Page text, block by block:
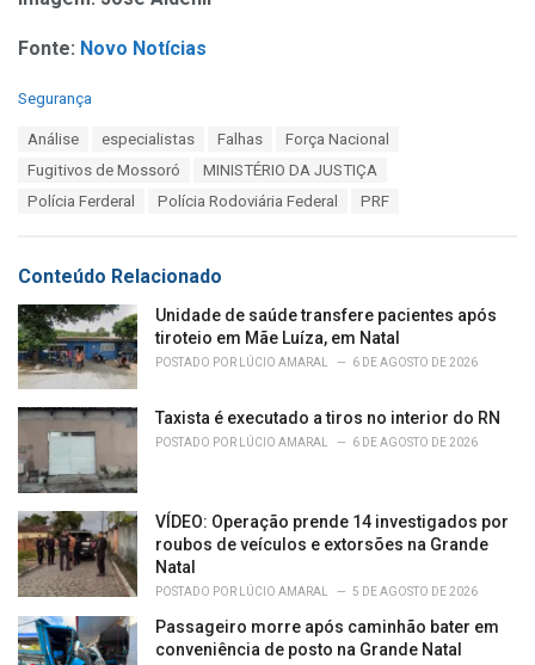
Fonte: Novo Notícias
C
e
:
Segurança
Análise especialistas Falhas
Força Nacional
Fugitivos de Mossoró
MINISTÉRIO DA JUSTIÇA
Polícia Ferderal
Polícia Rodoviária Federal PRF
Conteúdo Relacionado
Unidade de saúde transfere pacientes após
tiroteio em Mãe Luíza, em Natal
POSTADO POR LÚCIO AMARAL 6 DE AGOSTO DE 2026
Taxista é executado a tiros no interior do RN
POSTADO POR LÚCIO AMARAL 6 DE AGOSTO DE 2026
VÍDEO: Operação prende 14 investigados por
roubos de veículos e extorsões na Grande
Natal
POSTADO POR LÚCIO AMARAL 5 DE AGOSTO DE 2026
Passageiro morre após caminhão bater em
conveniência de posto na Grande Natal